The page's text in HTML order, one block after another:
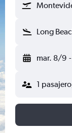
Long
mar. 8/9 -
1